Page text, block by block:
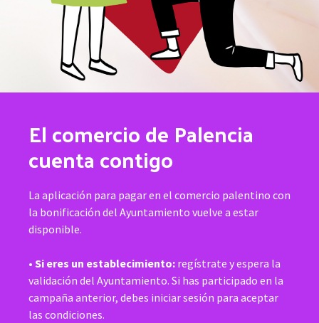
El comercio de Palencia
cuenta contigo
La aplicación para pagar en el comercio palentino con
la bonificación del Ayuntamiento vuelve a estar
disponible.
• Si eres un establecimiento: regístrate y espera la
validación del Ayuntamiento. Si has participado en la
campaña anterior, debes iniciar sesión para aceptar
las condiciones.